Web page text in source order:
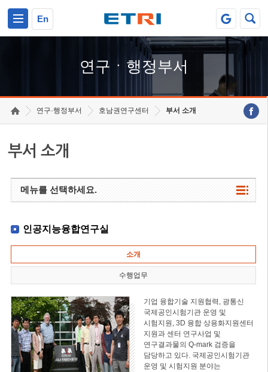
En
연구ㆍ행정부서
연구·행정부서 호남권연구센터 부서 소개
부서 소개
메뉴를 선택하세요.
인공지능융합연구실
소개
수행업무
기업 융합기술 지원협력, 광통신
국제공인시험기관 운영 및
시험지원, 3D 융합 상용화지원센터
지원과 센터 연구사업 및
연구결과물의 Q-mark 검증을
담당하고 있다. 국제공인시험기관
운영 및 시험지원 분야는